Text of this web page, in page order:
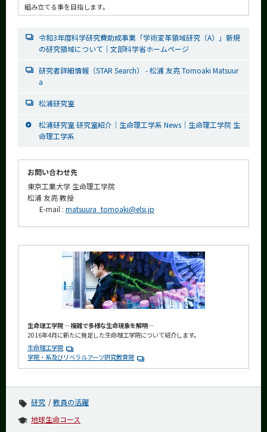
組み立てる事を目指します。
令和3年度科学研究費助成事業「学術変革領域研究（A）」新規
の研究領域について｜文部科学省ホームページ
研究者詳細情報（STAR Search） - 松浦 友亮 Tomoaki Matsuur
a
松浦研究室
松浦研究室 研究室紹介｜生命理工学系 News｜生命理工学院 生
命理工学系
お問い合わせ先
東京工業大学 生命理工学院
松浦 友亮 教授
E-mail : matsuura_tomoaki@elsi.jp
生命理工学院 ―複雑で多様な生命現象を解明―
2016年4月に新たに発足した生命理工学院について紹介します。
生命理工学院
学院・系及びリベラルアーツ研究教育院
研究
教員の活躍
地球生命コース